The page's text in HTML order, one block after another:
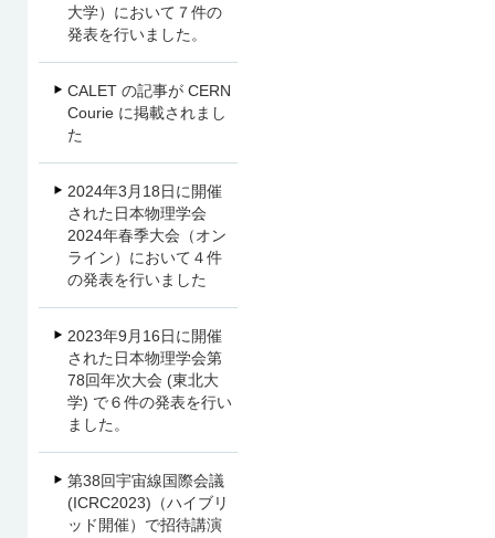
大学）において７件の
発表を行いました。
CALET の記事が CERN
Courie に掲載されまし
た
2024年3月18日に開催
された日本物理学会
2024年春季大会（オン
ライン）において４件
の発表を行いました
2023年9月16日に開催
された日本物理学会第
78回年次大会 (東北大
学) で６件の発表を行い
ました。
第38回宇宙線国際会議
(ICRC2023)（ハイブリ
ッド開催）で招待講演